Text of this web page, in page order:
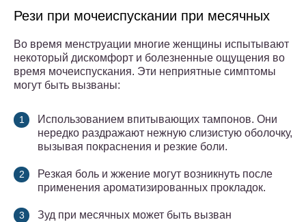
Рези при мочеиспускании при месячных
Во время менструации многие женщины испытывают
некоторый дискомфорт и болезненные ощущения во
время мочеиспускания. Эти неприятные симптомы
могут быть вызваны:
Использованием впитывающих тампонов. Они
нередко раздражают нежную слизистую оболочку,
вызывая покраснения и резкие боли.
Резкая боль и жжение могут возникнуть после
применения ароматизированных прокладок.
Зуд при месячных может быть вызван